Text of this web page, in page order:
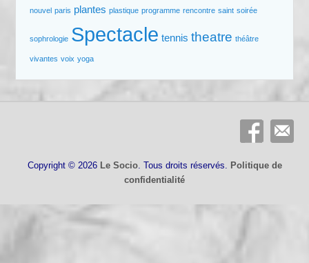
nouvel paris plantes plastique programme rencontre saint soirée
sophrologie Spectacle tennis theatre théâtre
vivantes voix yoga
Copyright © 2026 Le Socio. Tous droits réservés.
Politique de
confidentialité